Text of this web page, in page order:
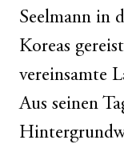
Seelmann in
Koreas
vereinsamte
Aus seinen